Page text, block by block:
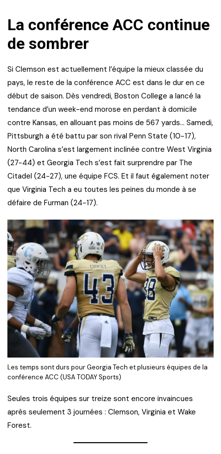
La conférence ACC continue
de sombrer
Si Clemson est actuellement l’équipe la mieux classée du
pays, le reste de la conférence ACC est dans le dur en ce
début de saison. Dès vendredi, Boston College a lancé la
tendance d’un week-end morose en perdant à domicile
contre Kansas, en allouant pas moins de 567 yards… Samedi,
Pittsburgh a été battu par son rival Penn State (10-17),
North Carolina s’est largement inclinée contre West Virginia
(27-44) et Georgia Tech s’est fait surprendre par The
Citadel (24-27), une équipe FCS. Et il faut également noter
que Virginia Tech a eu toutes les peines du monde à se
défaire de Furman (24-17).
Les temps sont durs pour Georgia Tech et plusieurs équipes de la
conférence ACC (USA TODAY Sports)
Seules trois équipes sur treize sont encore invaincues
après seulement 3 journées : Clemson, Virginia et Wake
Forest.